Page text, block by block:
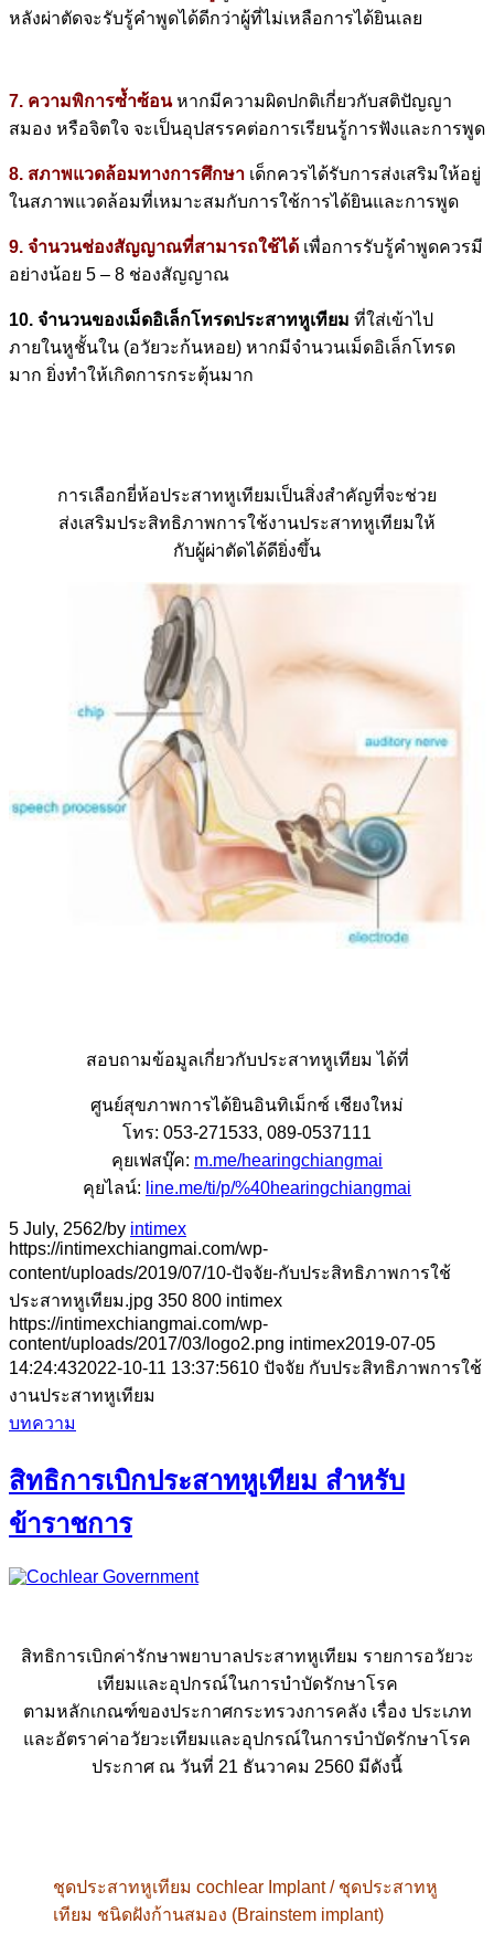
หลังผ่าตัดจะรับรู้คำพูดได้ดีกว่าผู้ที่ไม่เหลือการได้ยินเลย
7. ความพิการซ้ำซ้อนหากมีความผิดปกติเกี่ยวกับสติปัญญา
สมอง หรือจิตใจ จะเป็นอุปสรรคต่อการเรียนรู้การฟังและการพูด
8. สภาพแวดล้อมทางการศึกษา เด็กควรได้รับการส่งเสริมให้อยู่
ในสภาพแวดล้อมที่เหมาะสมกับการใช้การได้ยินและการพูด
9. จำนวนช่องสัญญาณที่สามารถใช้ได้ เพื่อการรับรู้คำพูดควรมี
อย่างน้อย 5 – 8 ช่องสัญญาณ
10. จำนวนของเม็ดอิเล็กโทรดประสาทหูเทียม ที่ใส่เข้าไป
ภายในหูชั้นใน (อวัยวะก้นหอย) หากมีจำนวนเม็ดอิเล็กโทรด
มาก ยิ่งทำให้เกิดการกระตุ้นมาก
การเลือกยี่ห้อประสาทหูเทียมเป็นสิ่งสำคัญที่จะช่วย
ส่งเสริมประสิทธิภาพการใช้งานประสาทหูเทียมให้
กับผู้ผ่าตัดได้ดียิ่งขึ้น
สอบถามข้อมูลเกี่ยวกับประสาทหูเทียม ได้ที่
ศูนย์สุขภาพการได้ยินอินทิเม็กซ์ เชียงใหม่
โทร: 053-271533, 089-0537111
คุยเฟสบุ๊ค: m.me/hearingchiangmai
คุยไลน์: line.me/ti/p/%40hearingchiangmai
5 July, 2562/by intimex
https://intimexchiangmai.com/wp-
content/uploads/2019/07/10-ปัจจัย-กับประสิทธิภาพการใช้
ประสาทหูเทียม.jpg 350 800 intimex
https://intimexchiangmai.com/wp-
content/uploads/2017/03/logo2.png intimex2019-07-05
14:24:432022-10-11 13:37:5610 ปัจจัย กับประสิทธิภาพการใช้
งานประสาทหูเทียม
บทความ
สิทธิการเบิกประสาทหูเทียม สำหรับ
ข้าราชการ
สิทธิการเบิกค่ารักษาพยาบาลประสาทหูเทียม รายการอวัยวะ
เทียมและอุปกรณ์ในการบำบัดรักษาโรค
ตามหลักเกณฑ์ของประกาศกระทรวงการคลัง เรื่อง ประเภท
และอัตราค่าอวัยวะเทียมและอุปกรณ์ในการบำบัดรักษาโรค
ประกาศ ณ วันที่ 21 ธันวาคม 2560 มีดังนี้
ชุดประสาทหูเทียม cochlear Implant / ชุดประสาทหู
เทียม ชนิดฝังก้านสมอง (Brainstem implant)